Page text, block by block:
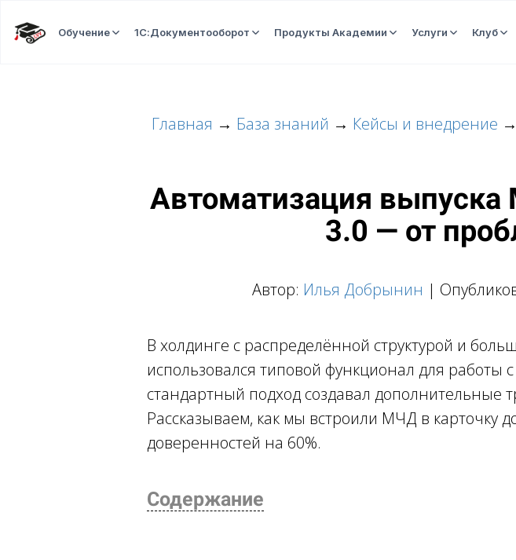
Обучение 1С:Документооборот Продукты Академии Услуги Клуб
Главная → База знаний → Кейсы и внедрение
Автоматизация
3.0 — от
Автор: Илья Добрынин |
В холдинге с распределённой структурой и
использовался типовой функционал для
стандартный подход создавал дополнительные
Рассказываем, как мы встроили МЧД в карточку
доверенностей на 60%.
Содержание